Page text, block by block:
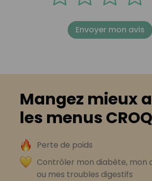
Envoyer mon avis
Mangez mieux
les menus
Perte de poids
Contrôler mon diabète, mon
ou mes troubles digestifs